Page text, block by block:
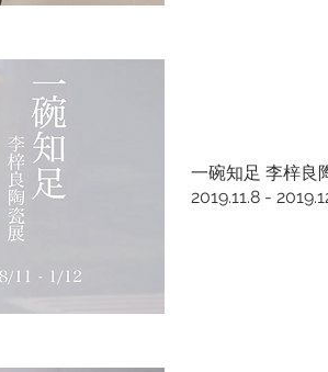
一碗知足 李梓良
2019.11.8 -